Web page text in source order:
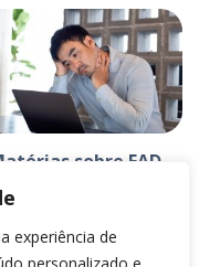
experiência de
sobre EAD
lidas do ano; veja
+ Mais Informações